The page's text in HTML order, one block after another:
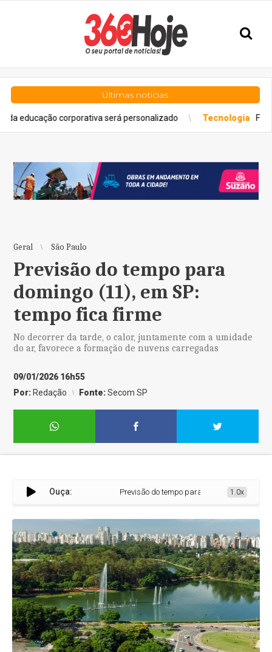
Últimas notícias
corporativa será personalizado Tecnologia Feira reúne
Geral São Paulo
Previsão do tempo para
domingo (11), em SP:
tempo fica firme
No decorrer da tarde, o calor, juntamente com a umidade
do ar, favorece a formação de nuvens carregadas
09/01/2026 16h55
Por: Redação Fonte:Secom SP
Ouça: Previsão do tempo para domingo (11), em SP:
1.0x